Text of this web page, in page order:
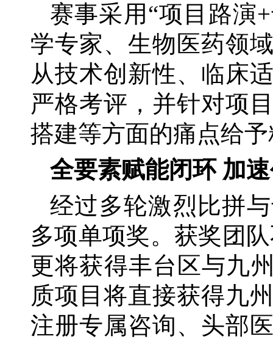
赛事采用 “项目路演
学专家、生物医药领
从技术创新性、临床
严格考评，并针对项
搭建等方面的痛点给
全要素赋能闭环 加
经过多轮激烈比拼
多项单项奖。获奖团
更将获得丰台区与九
质项目将直接获得九
注册专属咨询、头部